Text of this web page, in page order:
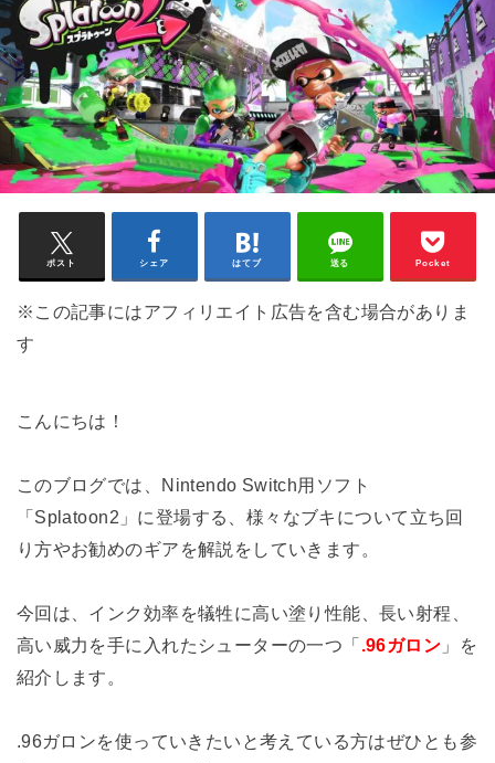
ポスト シェア はてブ 送る Pocket
※この記事にはアフィリエイト広告を含む場合がありま
す
こんにちは！
このブログでは、Nintendo Switch用ソフト
「Splatoon2」に登場する、様々なブキについて立ち回
り方やお勧めのギアを解説をしていきます。
今回は、インク効率を犠牲に高い塗り性能、長い射程、
高い威力を手に入れたシューターの一つ「.96ガロン 」を
紹介します。
.96ガロンを使っていきたいと考えている方はぜひとも参